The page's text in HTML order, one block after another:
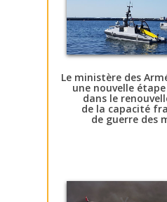
Le ministère des
une nouvelle
dans le
de la capacité
de guerre des